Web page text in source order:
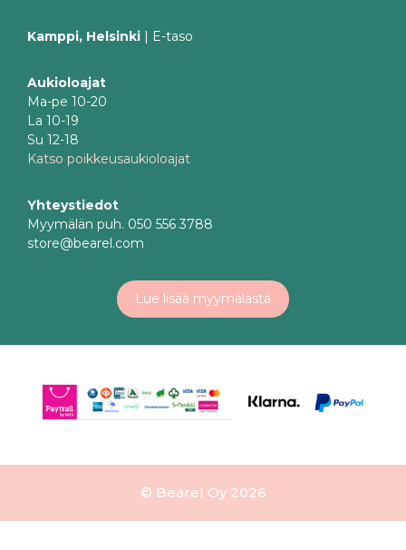
Kamppi, Helsinki | E-taso
Aukioloajat
Ma-pe 10-20
La 10-19
Su 12-18
Katso poikkeusaukioloajat
Yhteystiedot
Myymälän puh. 050 556 3788
store@bearel.com
Lue lisää myymälästä
© Bearel Oy 2026